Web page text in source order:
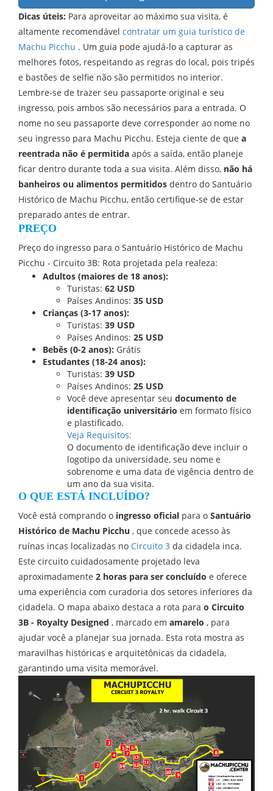
Dicas úteis: Para aproveitar ao máximo sua visita, é
altamente recomendável contratar um guia turístico de
Machu Picchu . Um guia pode ajudá-lo a capturar as
melhores fotos, respeitando as regras do local, pois tripés
e bastões de selfie não são permitidos no interior.
Lembre-se de trazer seu passaporte original e seu
ingresso, pois ambos são necessários para a entrada. O
nome no seu passaporte deve corresponder ao nome no
seu ingresso para Machu Picchu. Esteja ciente de que a
reentrada não é permitida após a saída, então planeje
ficar dentro durante toda a sua visita. Além disso, não há
banheiros ou alimentos permitidos dentro do Santuário
Histórico de Machu Picchu, então certifique-se de estar
preparado antes de entrar.
PREÇO
Preço do ingresso para o Santuário Histórico de Machu
Picchu - Circuito 3B: Rota projetada pela realeza:
Adultos (maiores de 18 anos):
Turistas: 62 USD
Países Andinos: 35 USD
Crianças (3-17 anos):
Turistas: 39 USD
Países Andinos: 25 USD
Bebês (0-2 anos): Grátis
Estudantes (18-24 anos):
Turistas: 39 USD
Países Andinos: 25 USD
Você deve apresentar seu documento de
identificação universitário em formato físico
e plastificado.
Veja Requisitos:
O documento de identificação deve incluir o
logotipo da universidade, seu nome e
sobrenome e uma data de vigência dentro de
um ano da sua visita.
O QUE ESTÁ INCLUÍDO?
Você está comprando o ingresso oficial para o Santuário
Histórico de Machu Picchu , que concede acesso às
ruínas incas localizadas no Circuito 3 da cidadela inca.
Este circuito cuidadosamente projetado leva
aproximadamente 2 horas para ser concluído e oferece
uma experiência com curadoria dos setores inferiores da
cidadela. O mapa abaixo destaca a rota para o Circuito
3B - Royalty Designed , marcado em amarelo , para
ajudar você a planejar sua jornada. Esta rota mostra as
maravilhas históricas e arquitetônicas da cidadela,
garantindo uma visita memorável.